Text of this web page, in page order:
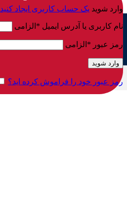
وارد شوید یک حساب کاربری ایجاد کنید
نام کاربری یا آدرس ایمیل * الزامی
رمز عبور * الزامی
وارد شوید
رمز عبور خود را فراموش کرده اید؟